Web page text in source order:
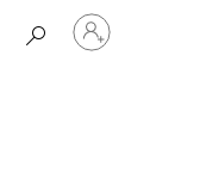
Přihlaste
se